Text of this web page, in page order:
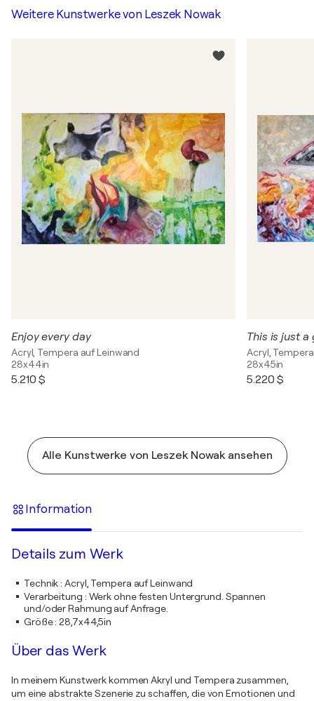
Weitere Kunstwerke von Leszek Nowak
Enjoy every day
Acryl, Tempera auf Leinwand
28x44in
5.210 $
This is just a
Acryl,
28x45in
5.220 $
Alle Kunstwerke von Leszek Nowak ansehen
Information
Details zum Werk
Technik:Acryl, Tempera auf Leinwand
Verarbeitung : Werk ohne festen Untergrund. Spannen
und/oder Rahmung auf Anfrage.
Größe: 28,7x44,5in
Über das Werk
In meinem Kunstwerk kommen Akryl und Tempera zusammen,
um eine abstrakte Szenerie zu schaffen, die von Emotionen und